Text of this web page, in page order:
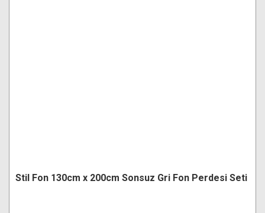
Stil Fon 130cm x 200cm Sonsuz Gri Fon Perdesi Seti